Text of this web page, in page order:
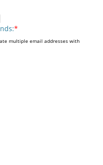
*
multiple email addresses with